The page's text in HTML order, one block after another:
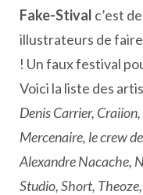
Fake-Stival c’est
illustrateurs de
! Un faux festival
Voici la liste des
Denis Carrier,
Mercenaire, le crew
Alexandre Nacache,
Studio, Short,